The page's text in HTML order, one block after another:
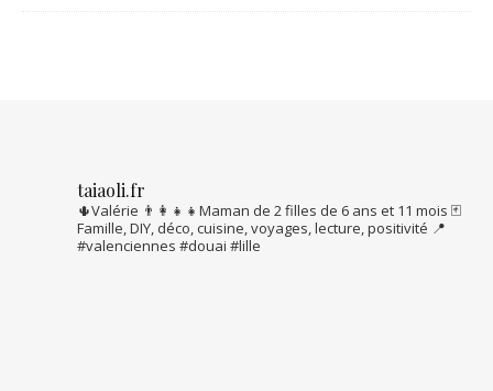
taiaoli.fr
🌵Valérie 👨‍👩‍👧‍👧Maman de 2 filles de 6 ans et 11 mois 🃏
Famille, DIY, déco, cuisine, voyages, lecture, positivité 📍
#valenciennes #douai #lille